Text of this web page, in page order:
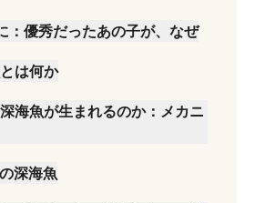
：優秀だったあの子が、なぜ
は何か
海魚が生まれるのか：メカニ
有の相対評価地獄
深海魚